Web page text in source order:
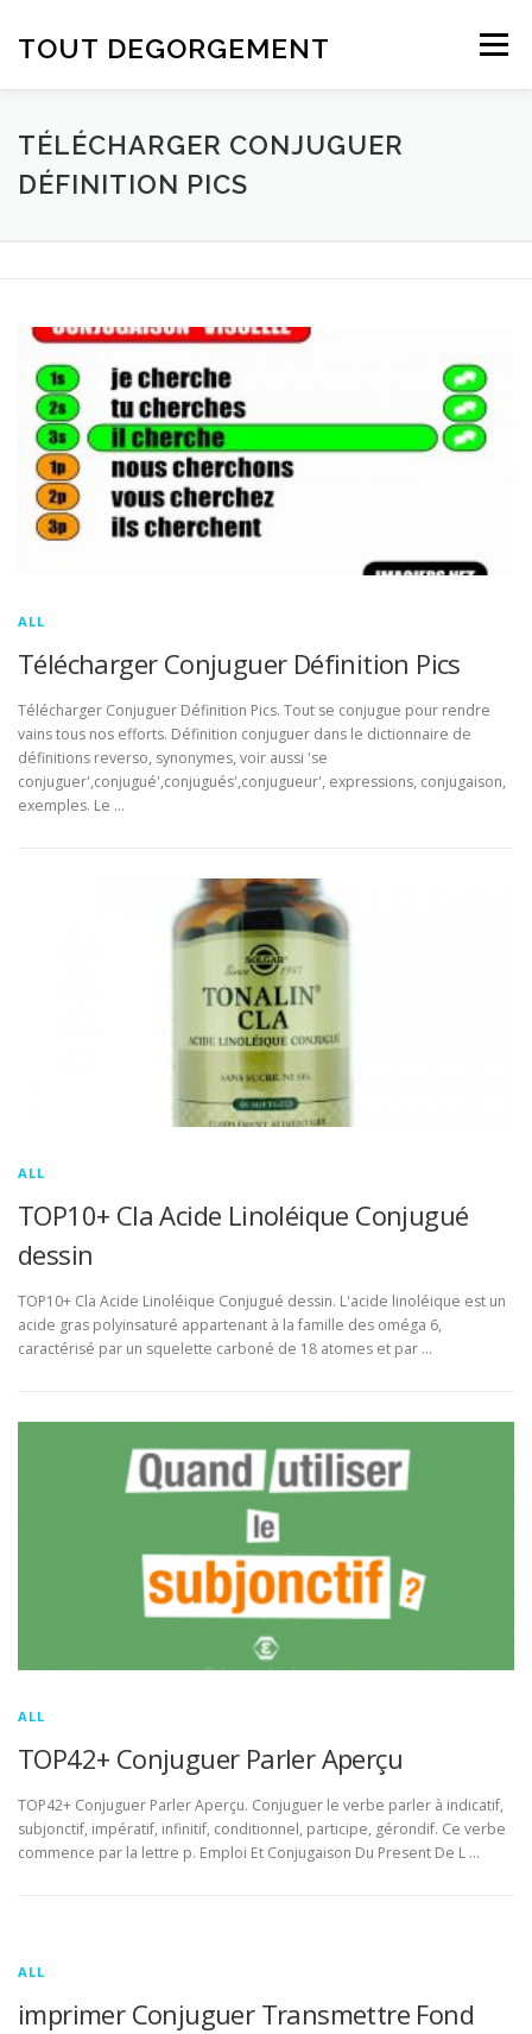
TOUT DEGORGEMENT Menu
TÉLÉCHARGER CONJUGUER
DÉFINITION PICS
ALL
Télécharger Conjuguer Définition Pics
Télécharger Conjuguer Définition Pics. Tout se conjugue pour rendre
vains tous nos efforts. Définition conjuguer dans le dictionnaire de
définitions reverso, synonymes, voir aussi 'se
conjuguer',conjugué',conjugués',conjugueur', expressions, conjugaison,
exemples. Le …
ALL
TOP10+ Cla Acide Linoléique Conjugué
dessin
TOP10+ Cla Acide Linoléique Conjugué dessin. L'acide linoléique est un
acide gras polyinsaturé appartenant à la famille des oméga 6,
caractérisé par un squelette carboné de 18 atomes et par …
ALL
TOP42+ Conjuguer Parler Aperçu
TOP42+ Conjuguer Parler Aperçu. Conjuguer le verbe parler à indicatif,
subjonctif, impératif, infinitif, conditionnel, participe, gérondif. Ce verbe
commence par la lettre p. Emploi Et Conjugaison Du Present De L …
ALL
imprimer Conjuguer Transmettre Fond